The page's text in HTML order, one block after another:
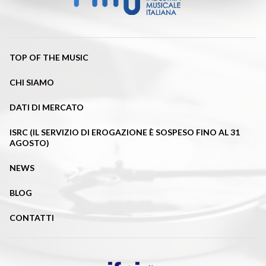
TOP OF THE MUSIC
CHI SIAMO
DATI DI MERCATO
ISRC (IL SERVIZIO DI EROGAZIONE È SOSPESO FINO AL 31
AGOSTO)
NEWS
BLOG
CONTATTI